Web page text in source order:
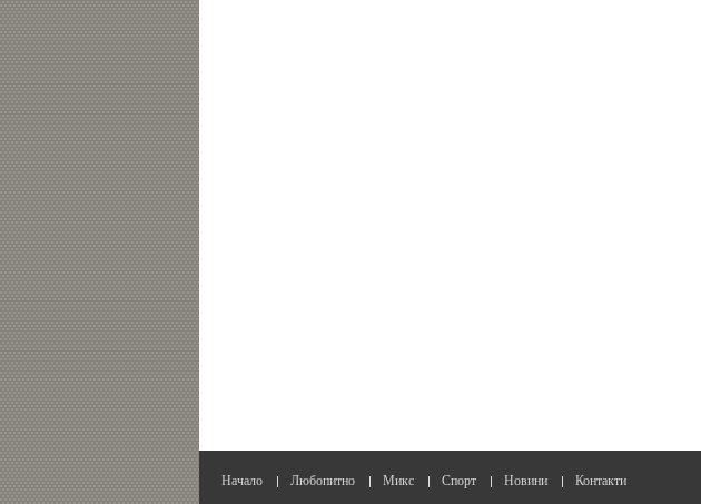
Начало Любопитно Микс Спорт Новини Контакти